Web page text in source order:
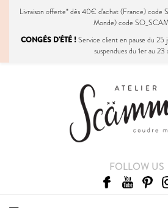
Livraison offerte* dès 40€ d'achat (France)
Monde) code
CONGÉS D'ÉTÉ !Service client en pause du 25
suspendues du 1er au 23
FOLLOW US